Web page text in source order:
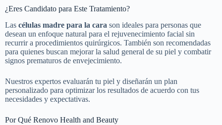
¿Eres Candidato para Este Tratamiento?
Las células madre para la cara son ideales para personas que
desean un enfoque natural para el rejuvenecimiento facial sin
recurrir a procedimientos quirúrgicos. También son recomendadas
para quienes buscan mejorar la salud general de su piel y combatir
signos prematuros de envejecimiento.
Nuestros expertos evaluarán tu piel y diseñarán un plan
personalizado para optimizar los resultados de acuerdo con tus
necesidades y expectativas.
Por Qué Renovo Health and Beauty